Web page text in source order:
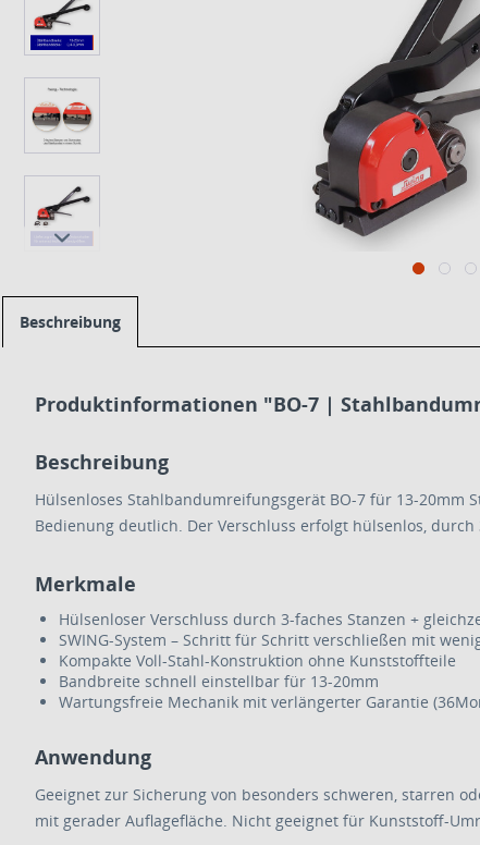
Beschreibung
Produktinformationen "BO-7 |
Beschreibung
Hülsenloses Stahlbandumreifungsgerät BO-7 für 13-20mm
Bedienung deutlich. Der Verschluss erfolgt hülsenlos,
Merkmale
Hülsenloser Verschluss durch 3-faches Stanzen +
SWING-System – Schritt für Schritt verschließen mit
Kompakte Voll-Stahl-Konstruktion ohne Kunststoffteile
Bandbreite schnell einstellbar für 13-20mm
Wartungsfreie Mechanik mit verlängerter Garantie
Anwendung
Geeignet zur Sicherung von besonders schweren, starren
mit gerader Auflagefläche. Nicht geeignet für Kunststoff-